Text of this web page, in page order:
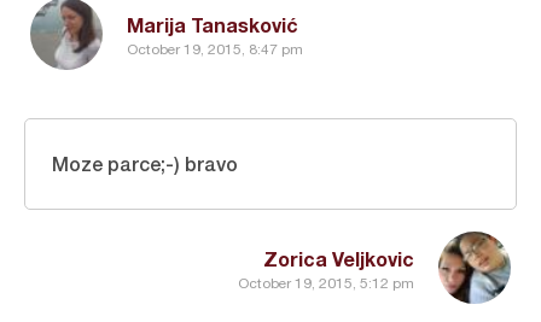
Marija Tanasković
October 19, 2015, 8:47 pm
Zorica Veljkovic
October 19, 2015, 5:12 pm
Moze parce;-) bravo